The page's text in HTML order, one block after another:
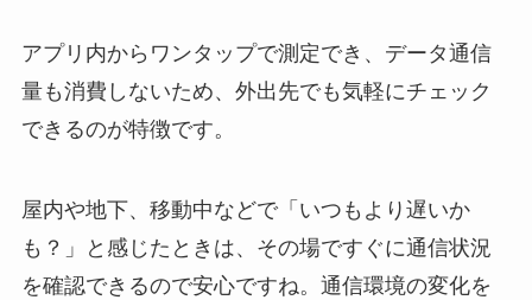
アプリ内からワンタップで測定でき、データ通信
量も消費しないため、外出先でも気軽にチェック
できるのが特徴です。
屋内や地下、移動中などで「いつもより遅いか
も？」と感じたときは、その場ですぐに通信状況
を確認できるので安心ですね。通信環境の変化を